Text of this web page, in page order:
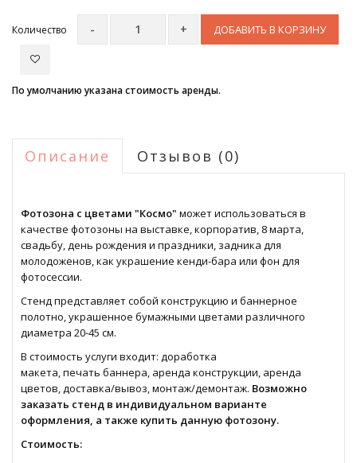
Количество ДОБАВИТЬ В КОРЗИНУ
По умолчанию указана стоимость аренды.
Описание Отзывов (0)
Фотозона с цветами "Космо" может использоваться в
качестве фотозоны на выставке, корпоратив, 8 марта,
свадьбу, день рождения и праздники, задника для
молодоженов, как украшение кенди-бара или фон для
фотосессии.
Стенд представляет собой конструкцию и баннерное
полотно, украшенное бумажными цветами различного
диаметра 20-45 см.
В стоимость услуги входит: доработка
макета, печать баннера, аренда конструкции, аренда
цветов, доставка/вывоз, монтаж/демонтаж. Возможно
заказать стенд в индивидуальном варианте
оформления, а также купить данную фотозону.
Стоимость: